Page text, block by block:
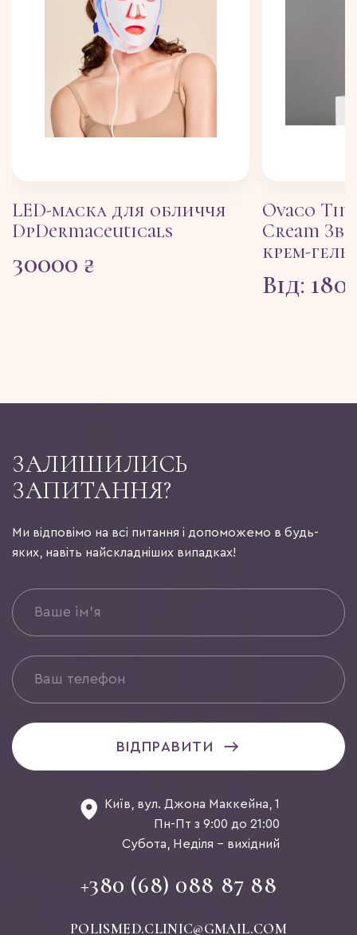
LED-маска для обличчя
DpDermaceuticals
30000 ₴
Ovaco
Cream
крем-гель
Від:
ЗАЛИШИЛИСЬ
ЗАПИТАННЯ?
Ми відповімо на всі питання і допоможемо в будь-
яких, навіть найскладніших випадках!
ВІДПРАВИТИ
Київ, вул. Джона Маккейна, 1
Пн-Пт з 9:00 до 21:00
Субота, Неділя - вихідний
+380 (68) 088 87 88
POLISMED.CLINIC@GMAIL.COM